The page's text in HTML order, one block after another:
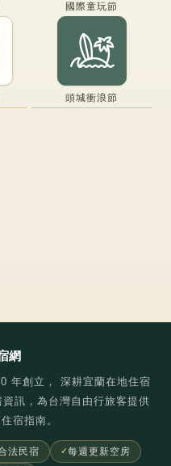
國際童玩節
頭城衝浪節
網
年創立， 深耕宜蘭在地住宿
訊，為台灣自由行旅客提供
宿指南。
法民宿 每週更新空房